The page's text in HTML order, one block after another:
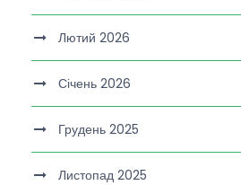
Лютий 2026
Січень 2026
Грудень 2025
Листопад 2025